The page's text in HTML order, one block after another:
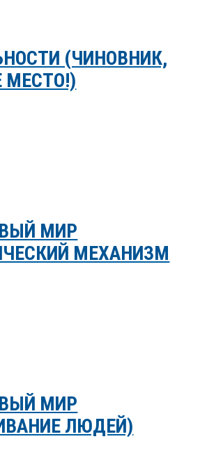
(ЧИНОВНИК,
МЕСТО!)
МИР
МЕХАНИЗМ
МИР
ЛЮДЕЙ)